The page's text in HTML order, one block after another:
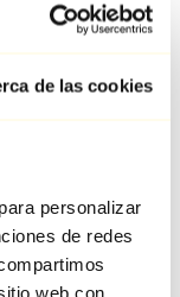
de las cookies
personalizar
de redes
web con